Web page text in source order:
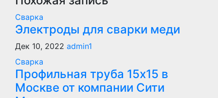
записям
Сварка
Электроды для сварки меди
Дек 10, 2022 admin1
Сварка
Профильная труба 15х15 в
Москве от компании Сити